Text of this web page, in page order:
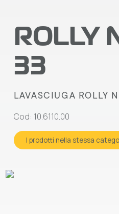
ROLLY
33
LAVASCIUGA ROLLY
Cod: 10.6110.00